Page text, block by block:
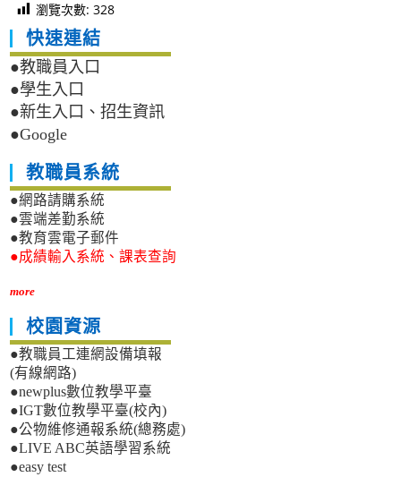
瀏覽次數: 328
快速連結
●教職員入口
●學生入口
●新生入口、招生資訊
●Google
教職員系統
●網路請購系統
●雲端差勤系統
●教育雲電子郵件
●成績輸入系統、課表查詢
more
校園資源
●教職員工連網設備填報
(有線網路)
●newplus數位教學平臺
●IGT數位教學平臺(校內)
●公物維修通報系統(總務處)
●LIVE ABC英語學習系統
●easy test